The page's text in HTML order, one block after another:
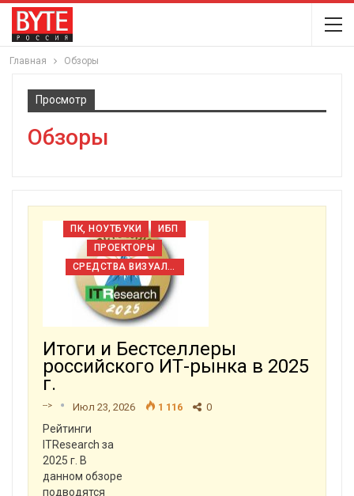
Главная Обзоры
Просмотр
Обзоры
ПК, НОУТБУКИ
ИБП
ПРОЕКТОРЫ
СРЕДСТВА ВИЗУАЛИЗАЦИИ
Итоги и Бестселлеры
российского ИТ-рынка в 2025
г.
--> Июл 23, 2026 1 116 0
Рейтинги
ITResearch за
2025 г. В
данном обзоре
подводятся